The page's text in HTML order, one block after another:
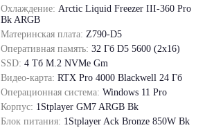
Охлаждение: Arctic Liquid Freezer III-360 Pro
Bk ARGB
Материнская плата: Z790-D5
Оперативная память: 32 Гб D5 5600 (2х16)
SSD: 4 Tб M.2 NVMe Gm
Видео-карта: RTX Pro 4000 Blackwell 24 Гб
Операционная система: Windows 11 Pro
Корпус: 1Stplayer GM7 ARGB Bk
Блок питания: 1Stplayer Ack Bronze 850W Bk